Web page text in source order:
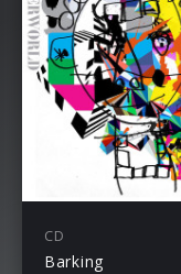
CD
Barking